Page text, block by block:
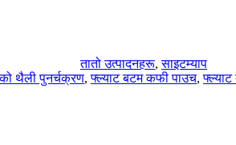
तातो उत्पादनहरू,साइटम्याप
थैली पुनर्चक्रण,फ्ल्याट बटम कफी पाउच,फ्ल्याट